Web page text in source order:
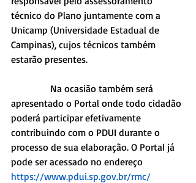
técnico do Plano juntamente com a
Unicamp (Universidade Estadual de
Campinas), cujos técnicos também
estarão presentes.
apresentado o Portal onde todo cidadão
poderá participar efetivamente
contribuindo com o PDUI durante o
processo de sua elaboração. O Portal já
pode ser acessado no endereço
https://www.pdui.sp.gov.br/rmc/